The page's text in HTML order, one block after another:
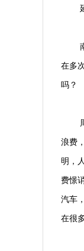
在多
吗？
浪费
明，
费憬
汽车
在很